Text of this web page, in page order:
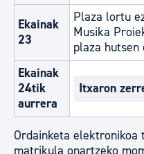
Ekainak
23
Plaza lortu
Musika
plaza hutsen
Ekainak
24tik
aurrera
Itxaron
Ordainketa